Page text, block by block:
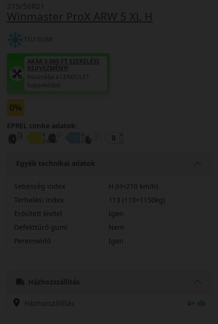
Winmaster ProX ARW 5 XL H
275/50R21
TÉLI GUMI
AKÁR 5.000 FT SZERELÉSI
KEDVEZMÉNY!
Használja a LENDÜLET
kuponkódot!
0%
EPREL cimke adatok:
Egyéb technikai adatok
Sebesség index
H (H=210 km/h)
Terhelési index
113 (113=1150kg)
Erősített kivitel
Igen
Defekttűrő gumi
Nem
Peremvédő
Igen
Házhozszállítás
Házhozszállítás 4+ db